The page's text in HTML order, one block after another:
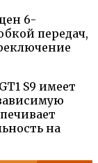
6-
передач,
S9 имеет
на